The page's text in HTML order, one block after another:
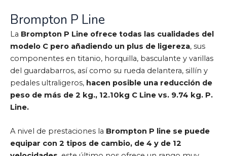
Brompton P Line
La Brompton P Line ofrece todas las cualidades del
modelo C pero añadiendo un plus de ligereza, sus
componentes en titanio, horquilla, basculante y varillas
del guardabarros, así como su rueda delantera, sillín y
pedales ultraligeros, hacen posible una reducción de
peso de más de 2 kg., 12.10kg C Line vs. 9.74 kg. P.
Line.
A nivel de prestaciones la Brompton P line se puede
equipar con 2 tipos de cambio, de 4 y de 12